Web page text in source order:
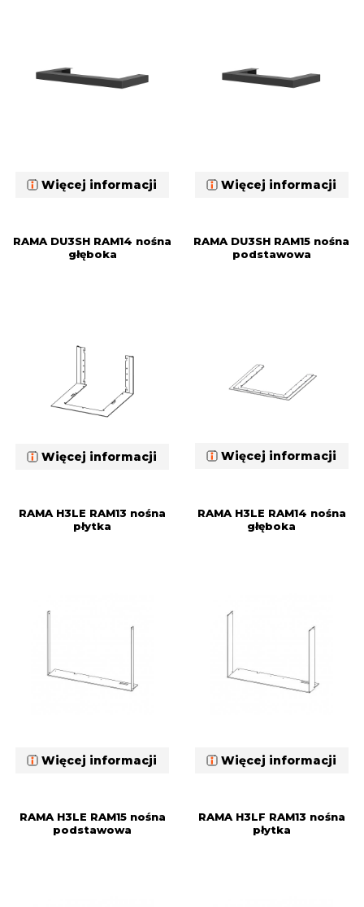
Więcej informacji Więcej informacji
RAMA DU3SH RAM14 nośna
głęboka
Więcej informacji
RAMA DU3SH RAM15 nośna
podstawowa
Więcej informacji
RAMA H3LE RAM13 nośna
płytka
Więcej informacji
RAMA H3LE RAM14 nośna
głęboka
Więcej informacji
RAMA H3LE RAM15 nośna
podstawowa
RAMA H3LF RAM13 nośna
płytka